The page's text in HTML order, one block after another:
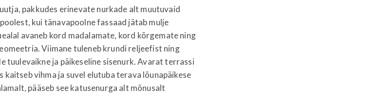
pakkudes erinevate nurkade alt muutuvaid
kui tänavapoolne fassaad jätab mulje
avaneb kord madalamate, kord kõrgemate ning
Viimane tuleneb krundi reljeefist ning
tuulevaikne ja päikeseline sisenurk. Avarat terrassi
vihma ja suvel elutuba terava lõunapäikese
pääseb see katusenurga alt mõnusalt